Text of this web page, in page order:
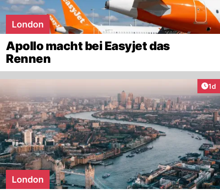
London
Apollo macht bei Easyjet das
Rennen
1d
London